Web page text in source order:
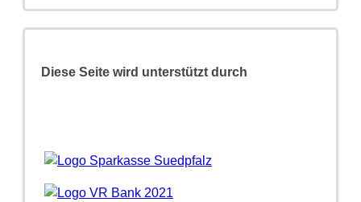
Diese Seite wird unterstützt durch